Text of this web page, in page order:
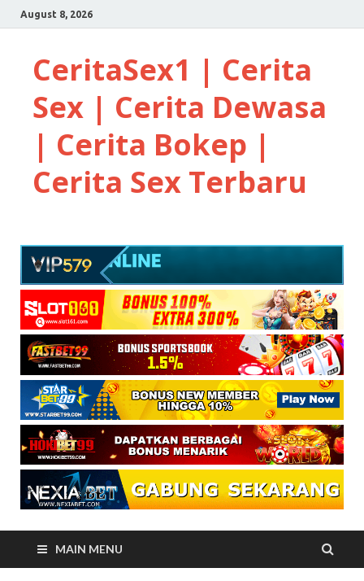
August 8, 2026
CeritaSex1 | Cerita
Sex | Cerita Dewasa
| Cerita Bokep |
Cerita Sex Terbaru
MAIN MENU